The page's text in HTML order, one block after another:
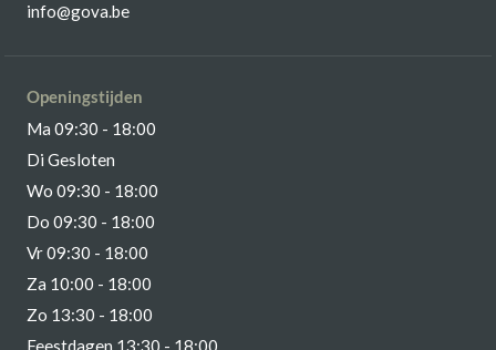
info@gova.be
Openingstijden
Ma 09:30 - 18:00
Di Gesloten
Wo 09:30 - 18:00
Do 09:30 - 18:00
Vr 09:30 - 18:00
Za 10:00 - 18:00
Zo 13:30 - 18:00
Feestdagen 13:30 - 18:00